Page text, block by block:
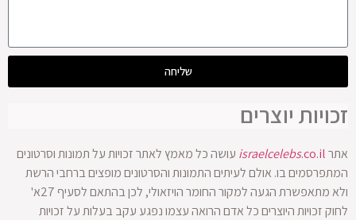
שליחה
זכויות יוצרים
אתר israelcelebs.co.il
עושה כל מאמץ לאתר זכויות על תמונות וסרטונים
המתפרסמים בו. אולם לעיתים התמונות והסרטונים מופצים ברחבי הרשת
ולא מתאפשרת הגעה למקור החומר הויזאולי, לכן בהתאם לסעיף 27א'
לחוק זכויות היוצרים כל אדם הרואה עצמו נפגע עקב בעלות על זכויות